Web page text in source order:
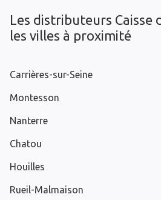
Les distributeurs Caisse
les villes à proximité
Carrières-sur-Seine
Montesson
Nanterre
Chatou
Houilles
Rueil-Malmaison